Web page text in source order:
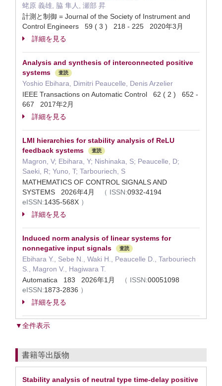
蛯原 義雄, 脇 隼人, 瀬部 昇
計測と制御 = Journal of the Society of Instrument and
Control Engineers 59 ( 3 ) 218 - 225 2020年3月
詳細を見る
Analysis and synthesis of interconnected positive
systems
査読
Yoshio Ebihara, Dimitri Peaucelle, Denis Arzelier
IEEE Transactions on Automatic Control 62 ( 2 ) 652 -
667 2017年2月
詳細を見る
LMI hierarchies for stability analysis of ReLU
feedback systems
査読
Magron, V; Ebihara, Y; Nishinaka, S; Peaucelle, D;
Saeki, R; Yuno, T; Tarbouriech, S
MATHEMATICS OF CONTROL SIGNALS AND
SYSTEMS 2026年4月
（ ISSN:0932-4194
eISSN:1435-568X ）
詳細を見る
Induced norm analysis of linear systems for
nonnegative input signals
査読
Ebihara Y., Sebe N., Waki H., Peaucelle D., Tarbouriech
S., Magron V., Hagiwara T.
Automatica 183 2026年1月
（ ISSN:00051098
eISSN:1873-2836 ）
詳細を見る
▼全件表示
書籍等出版物
Stability analysis of neutral type time-delay positive